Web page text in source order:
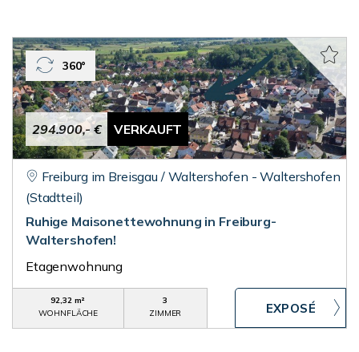
294.900,- € VERKAUFT
360°
Freiburg im Breisgau / Waltershofen - Waltershofen
(Stadtteil)
Ruhige Maisonettewohnung in Freiburg-
Waltershofen!
Etagenwohnung
92,32 m²
WOHNFLÄCHE
3
ZIMMER